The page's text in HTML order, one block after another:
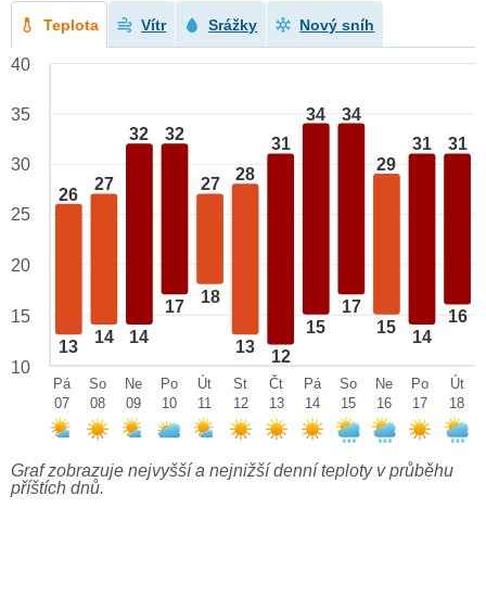
Teplota Vítr Srážky Nový sníh
26
13
27
14
32
14
32
17
27
18
28
13
31
12
34
15
34
17
29
15
31
14
31
16
40
35
30
25
20
15
10
Pá
07
So
08
Ne
09
Po
10
Út
11
St
12
Čt
13
Pá
14
So
15
Ne
16
Po
17
Út
18
Graf zobrazuje nejvyšší a nejnižší denní teploty v průběhu
příštích dnů.